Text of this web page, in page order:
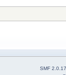
SMF 2.0.17